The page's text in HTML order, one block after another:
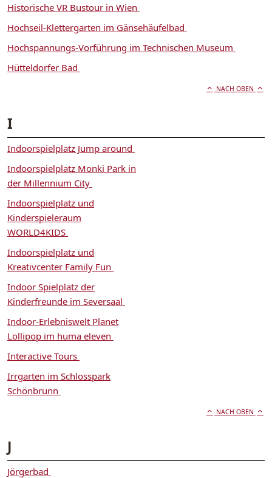
Historische VR Bustour in Wien
Hochseil-Klettergarten im Gänsehäufelbad
Hochspannungs-Vorführung im Technischen Museum
Hütteldorfer Bad
NACH OBEN
I
Indoorspielplatz Jump around
Indoorspielplatz Monki Park in
der Millennium City
Indoorspielplatz und
Kinderspieleraum
WORLD4KIDS
Indoorspielplatz und
Kreativcenter Family Fun
Indoor Spielplatz der
Kinderfreunde im Seversaal
Indoor-Erlebniswelt Planet
Lollipop im huma eleven
Interactive Tours
Irrgarten im Schlosspark
Schönbrunn
NACH OBEN
J
Jörgerbad